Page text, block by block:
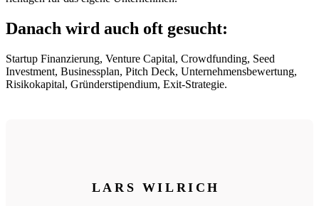
Danach wird auch oft gesucht:
Startup Finanzierung, Venture Capital, Crowdfunding, Seed
Investment, Businessplan, Pitch Deck, Unternehmensbewertung,
Risikokapital, Gründerstipendium, Exit-Strategie.
LARS WILRICH